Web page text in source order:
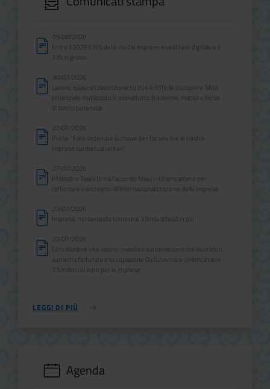
05/08/2026
Entro il 2028 il 76% delle medie imprese investirà in digitale e il
73% in green
30/07/2026
Lavoro, quasi un'assunzione su due è difficile da coprire. Ma il
potenziale inutilizzato è soprattutto tra donne, inattivi e forze
di lavoro potenziali
27/07/2026
Prete: “Fare sistema è la chiave per far vincere le nostre
imprese sui mercati esteri”
27/07/2026
Il Ministro Tajani firma l’accordo Maeci–Unioncamere per
rafforzare il sostegno all’internazionalizzazione delle imprese
23/07/2026
Imprese, nel secondo trimestre 33mila attività in più
22/07/2026
Conciliazione vita-lavoro: investire sul benessere dei lavoratori
aumenta fatturato e occupazione Da Governo e Unioncamere
7,5 milioni di euro per le imprese
LEGGI DI PIÙ
Agenda